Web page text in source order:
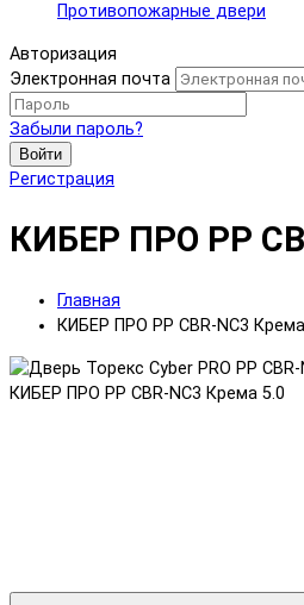
Противопожарные двери
Авторизация
Электронная почта
Забыли пароль?
Войти
Регистрация
КИБЕР ПРО PP
Главная
КИБЕР ПРО PP CBR-NC3 Крема
КИБЕР ПРО PP CBR-NC3 Крема 5.0